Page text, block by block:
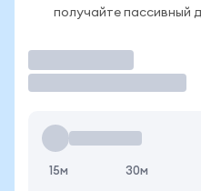
получайте пассивный
15м 30м